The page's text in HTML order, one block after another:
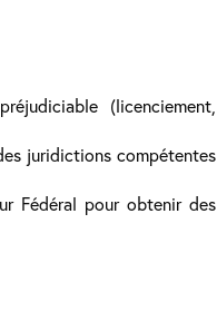
(licenciement,
juridictions compétentes
Fédéral pour obtenir des